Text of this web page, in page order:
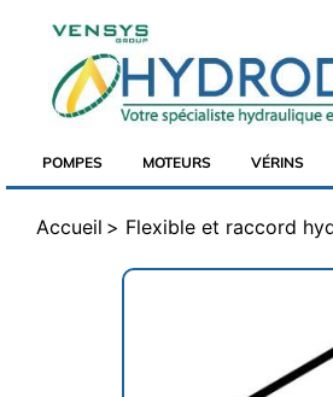
POMPES MOTEURS VÉRINS
Accueil Flexible et raccord